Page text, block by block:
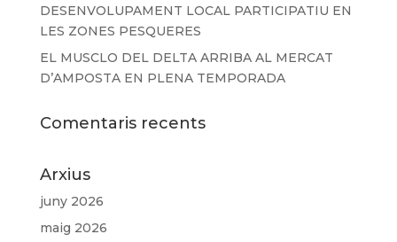
DESENVOLUPAMENT LOCAL PARTICIPATIU EN
LES ZONES PESQUERES
EL MUSCLO DEL DELTA ARRIBA AL MERCAT
D’AMPOSTA EN PLENA TEMPORADA
Comentaris recents
Arxius
juny 2026
maig 2026